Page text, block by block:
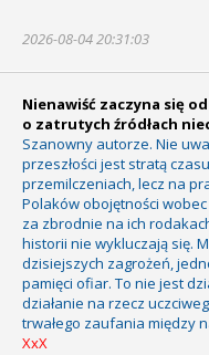
2026-08-04 20:31:03
Nienawiść zaczyna się
o zatrutych źródłach
Szanowny autorze. Nie
przeszłości jest stratą
przemilczeniach, lecz na
Polaków obojętności
za zbrodnie na ich
historii nie wykluczają się.
dzisiejszych zagrożeń,
pamięci ofiar. To nie jest
działanie na rzecz
trwałego zaufania między
XxX